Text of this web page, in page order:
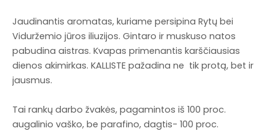
Jaudinantis aromatas, kuriame persipina Rytų bei
Viduržemio jūros iliuzijos. Gintaro ir muskuso natos
pabudina aistras. Kvapas primenantis karščiausias
dienos akimirkas. KALLISTE pažadina ne tik protą, bet ir
jausmus.
Tai rankų darbo žvakės, pagamintos iš 100 proc.
augalinio vaško, be parafino, dagtis- 100 proc.